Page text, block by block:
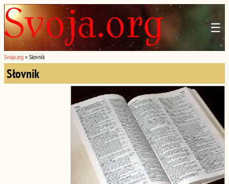
☰
Svoja.org » Słovnik
Słovnik